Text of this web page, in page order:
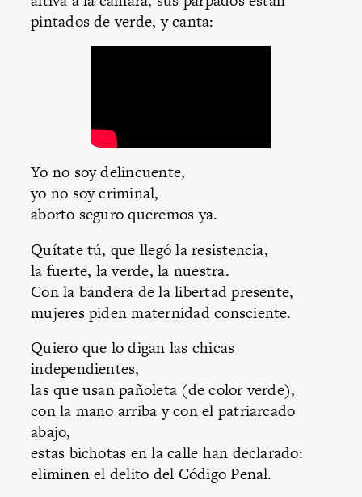
pintados de verde, y canta:
Yo no soy delincuente,
yo no soy criminal,
aborto seguro queremos ya.
Quítate tú, que llegó la resistencia,
la fuerte, la verde, la nuestra.
Con la bandera de la libertad presente,
mujeres piden maternidad consciente.
Quiero que lo digan las chicas
independientes,
las que usan pañoleta (de color verde),
con la mano arriba y con el patriarcado
abajo,
estas bichotas en la calle han declarado:
eliminen el delito del Código Penal.